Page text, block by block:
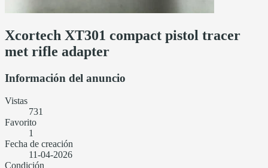
Xcortech XT301 compact pistol tracer
met rifle adapter
Información del anuncio
Vistas
731
Favorito
1
Fecha de creación
11-04-2026
Condición